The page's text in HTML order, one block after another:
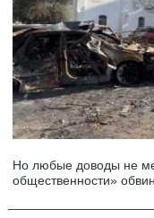
Но любые доводы не
общественности»